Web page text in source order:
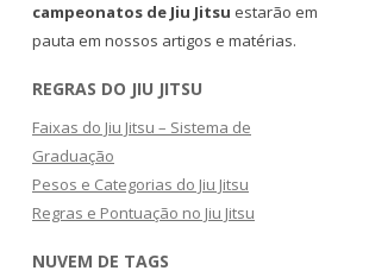
campeonatos de Jiu Jitsu estarão em
pauta em nossos artigos e matérias.
REGRAS DO JIU JITSU
Faixas do Jiu Jitsu – Sistema de
Graduação
Pesos e Categorias do Jiu Jitsu
Regras e Pontuação no Jiu Jitsu
NUVEM DE TAGS